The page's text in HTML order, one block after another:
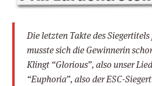
Die letzten Takte des
musste sich die Gewinnerin
Klingt “Glorious”, also unser
“Euphoria”, also der ESC-